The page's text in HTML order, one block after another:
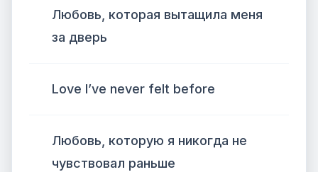
Любовь, которая вытащила меня
за дверь
Love I’ve never felt before
Любовь, которую я никогда не
чувствовал раньше